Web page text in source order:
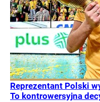
Reprezentant Polski
To kontrowersyjna